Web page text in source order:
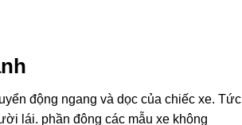
động ngang và dọc của chiếc xe. Tức
lái. phần đông các mẫu xe không